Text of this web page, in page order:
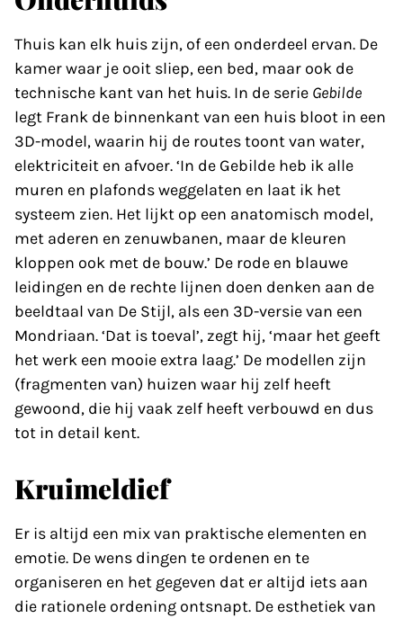
Thuis kan elk huis zijn, of een onderdeel ervan. De
kamer waar je ooit sliep, een bed, maar ook de
technische kant van het huis. In de serie Gebilde
legt Frank de binnenkant van een huis bloot in een
3D-model, waarin hij de routes toont van water,
elektriciteit en afvoer. ‘In de Gebilde heb ik alle
muren en plafonds weggelaten en laat ik het
systeem zien. Het lijkt op een anatomisch model,
met aderen en zenuwbanen, maar de kleuren
kloppen ook met de bouw.’ De rode en blauwe
leidingen en de rechte lijnen doen denken aan de
beeldtaal van De Stijl, als een 3D-versie van een
Mondriaan. ‘Dat is toeval’, zegt hij, ‘maar het geeft
het werk een mooie extra laag.’ De modellen zijn
(fragmenten van) huizen waar hij zelf heeft
gewoond, die hij vaak zelf heeft verbouwd en dus
tot in detail kent.
Kruimeldief
Er is altijd een mix van praktische elementen en
emotie. De wens dingen te ordenen en te
organiseren en het gegeven dat er altijd iets aan
die rationele ordening ontsnapt. De esthetiek van